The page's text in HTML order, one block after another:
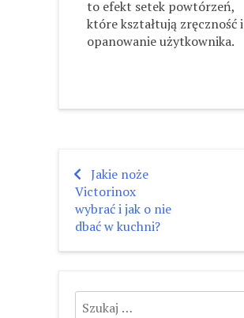
to efekt setek powtórzeń,
które kształtują zręczność i
opanowanie użytkownika.
Nawigacja
wpisu
Jakie noże
Victorinox
wybrać i jak o nie
dbać w kuchni?
Szukaj: